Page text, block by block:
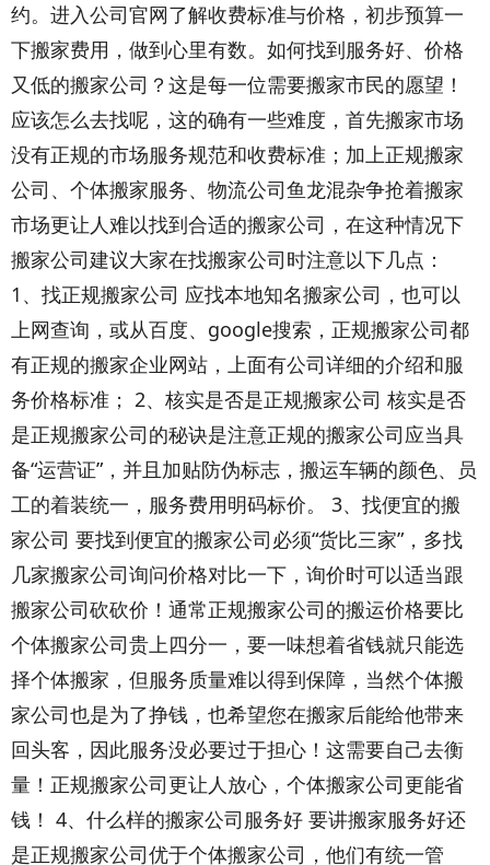
约。进入公司官网了解收费标准与价格，初步预算一
下搬家费用，做到心里有数。如何找到服务好、价格
又低的搬家公司？这是每一位需要搬家市民的愿望！
应该怎么去找呢，这的确有一些难度，首先搬家市场
没有正规的市场服务规范和收费标准；加上正规搬家
公司、个体搬家服务、物流公司鱼龙混杂争抢着搬家
市场更让人难以找到合适的搬家公司，在这种情况下
搬家公司建议大家在找搬家公司时注意以下几点：
1、找正规搬家公司 应找本地知名搬家公司，也可以
上网查询，或从百度、google搜索，正规搬家公司都
有正规的搬家企业网站，上面有公司详细的介绍和服
务价格标准； 2、核实是否是正规搬家公司 核实是否
是正规搬家公司的秘诀是注意正规的搬家公司应当具
备“运营证”，并且加贴防伪标志，搬运车辆的颜色、员
工的着装统一，服务费用明码标价。 3、找便宜的搬
家公司 要找到便宜的搬家公司必须“货比三家”，多找
几家搬家公司询问价格对比一下，询价时可以适当跟
搬家公司砍砍价！通常正规搬家公司的搬运价格要比
个体搬家公司贵上四分一，要一味想着省钱就只能选
择个体搬家，但服务质量难以得到保障，当然个体搬
家公司也是为了挣钱，也希望您在搬家后能给他带来
回头客，因此服务没必要过于担心！这需要自己去衡
量！正规搬家公司更让人放心，个体搬家公司更能省
钱！ 4、什么样的搬家公司服务好 要讲搬家服务好还
是正规搬家公司优于个体搬家公司，他们有统一管